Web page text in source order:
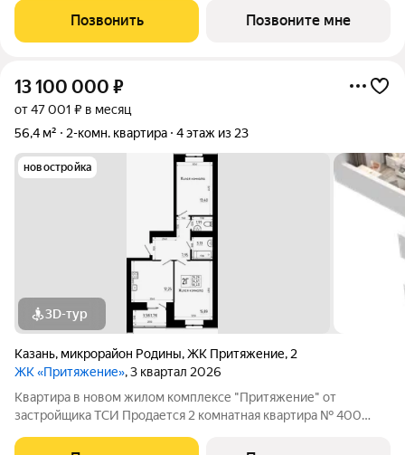
дома. О КОМПЛЕКСЕ ЖК «Притяжение» это комфорт и
эстетика в каждом метре. Четыре дома
Позвонить Позвоните мне
13 100 000 ₽
от 47 001 ₽ в месяц
56,4 м²
2-комн. квартира 4 этаж из 23
новостройка
3D-тур
Казань, микрорайон Родины,ЖК Притяжение, 2
ЖК «Притяжение», 3 квартал 2026
Квартира в новом жилом комплексе "Притяжение" от
застройщика ТСИ Продается 2 комнатная квартира № 400
дома. О КОМПЛЕКСЕ ЖК «Притяжение» это комфорт и